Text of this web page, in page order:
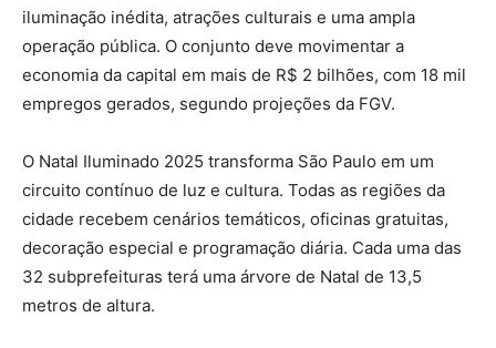
iluminação inédita, atrações culturais e uma ampla
operação pública. O conjunto deve movimentar a
economia da capital em mais de R$ 2 bilhões, com 18 mil
empregos gerados, segundo projeções da FGV.
O Natal Iluminado 2025 transforma São Paulo em um
circuito contínuo de luz e cultura. Todas as regiões da
cidade recebem cenários temáticos, oficinas gratuitas,
decoração especial e programação diária. Cada uma das
32 subprefeituras terá uma árvore de Natal de 13,5
metros de altura.